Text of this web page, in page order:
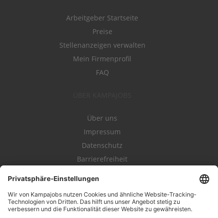
Arbeitgeber Startseite
Preise
Stellenanzeigen verwalten
Mein Firmenprofil
FAQ
Über uns
Impressum
Datenschutz
Barrierefreiheit
Kampahire
Kampagnenforum